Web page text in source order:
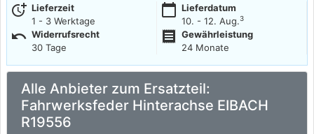
more_time Lieferzeit
1 - 3 Werktage
calendar_today Lieferdatum
10. - 12. Aug.3
undo Widerrufsrecht
30 Tage
receipt
Gewährleistung
24 Monate
Alle Anbieter zum Ersatzteil:
Fahrwerksfeder Hinterachse EIBACH
R19556